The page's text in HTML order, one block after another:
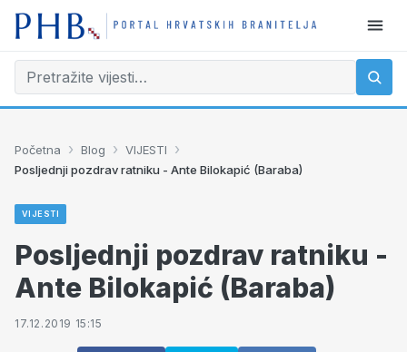
Početna › Blog › VIJESTI ›
Posljednji pozdrav ratniku - Ante Bilokapić (Baraba)
VIJESTI
Posljednji pozdrav ratniku -
Ante Bilokapić (Baraba)
17.12.2019 15:15